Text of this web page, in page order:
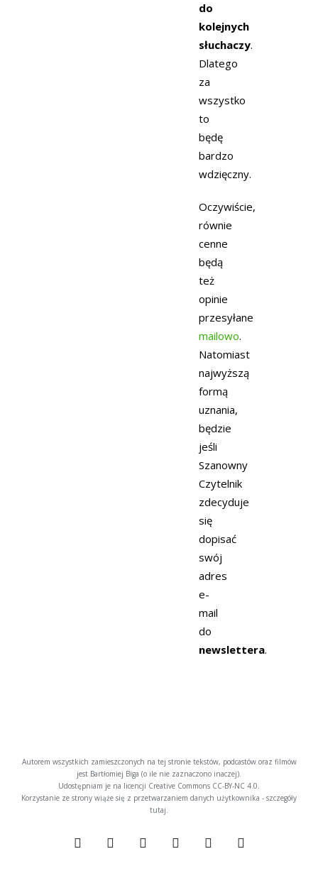
do
kolejnych
słuchaczy.
Dlatego
za
wszystko
to
będę
bardzo
wdzięczny.
Oczywiście,
równie
cenne
będą
też
opinie
przesyłane
mailowo.
Natomiast
najwyższą
formą
uznania,
będzie
jeśli
Szanowny
Czytelnik
zdecyduje
się
dopisać
swój
adres
e-
mail
do
newslettera.
Autorem wszystkich zamieszczonych na tej stronie tekstów, podcastów oraz filmów
jest Bartłomiej Biga (o ile nie zaznaczono inaczej).
Udostępniam je na licencji Creative Commons CC-BY-NC 4.0.
Korzystanie ze strony wiąże się z przetwarzaniem danych użytkownika - szczegóły
tutaj.
X LinkedInSpotifyYouTubeEmail Rss